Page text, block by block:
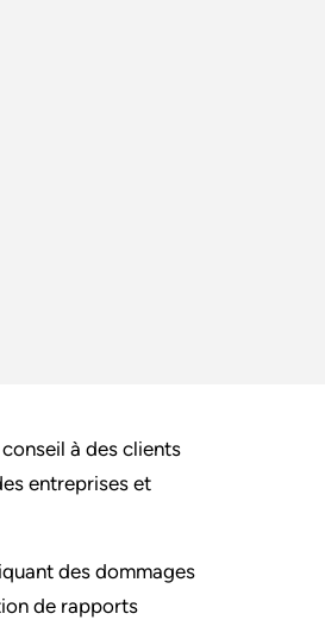
à des clients
entreprises et
des dommages
de rapports